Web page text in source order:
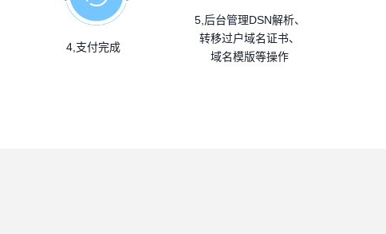
4,支付完成
5,后台管理DSN解析、
转移过户域名证书、
域名模版等操作